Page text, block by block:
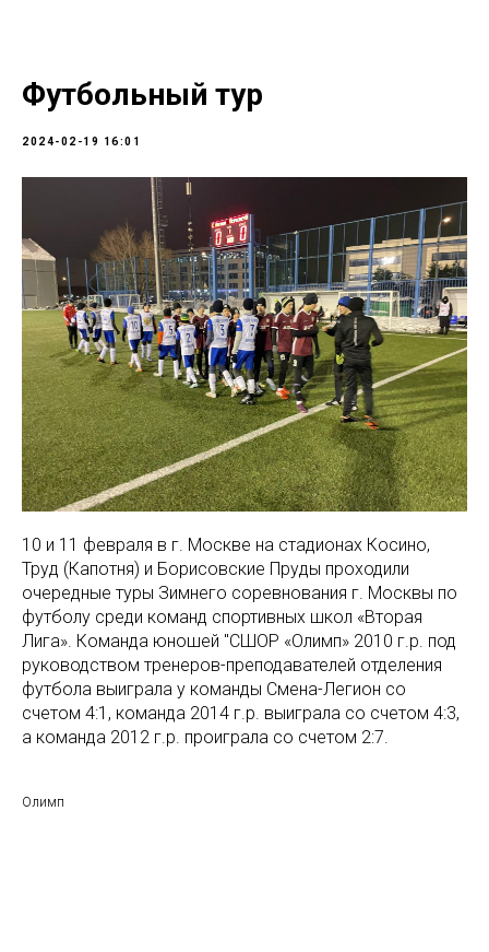
Футбольный тур
2024-02-19 16:01
10 и 11 февраля в г. Москве на стадионах Косино,
Труд (Капотня) и Борисовские Пруды проходили
очередные туры Зимнего соревнования г. Москвы по
футболу среди команд спортивных школ «Вторая
Лига». Команда юношей "СШОР «Олимп» 2010 г.р. под
руководством тренеров-преподавателей отделения
футбола выиграла у команды Смена-Легион со
счетом 4:1, команда 2014 г.р. выиграла со счетом 4:3,
а команда 2012 г.р. проиграла со счетом 2:7.
Олимп